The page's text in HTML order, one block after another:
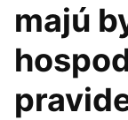
majú